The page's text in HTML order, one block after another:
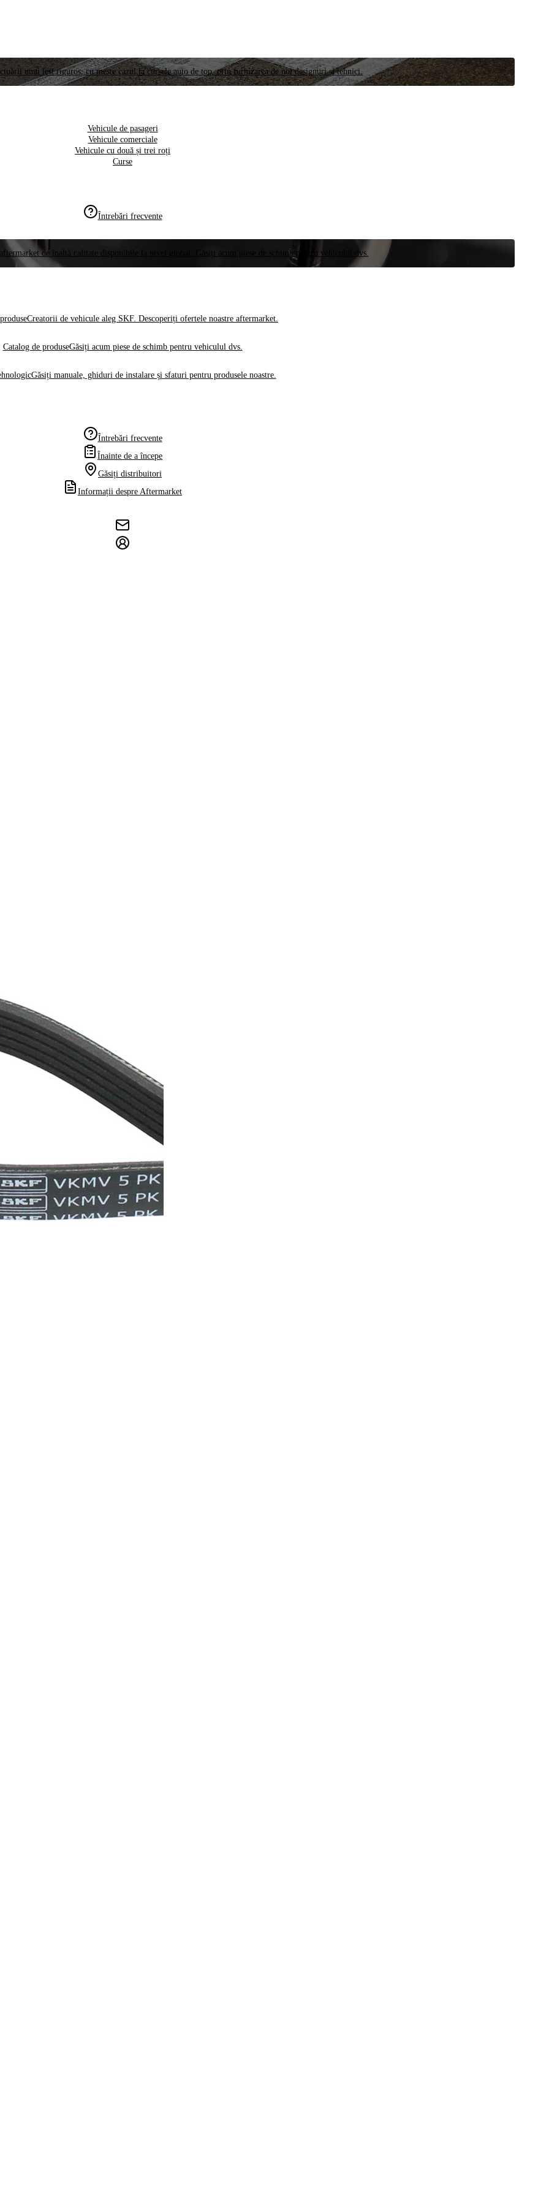
unui test riguros, cu meste cazul la cursele auto de top, prin furnizarea de noi designuri și tehnici.
Vehicule de pasageri
Vehicule comerciale
Vehicule cu două și trei roți
Curse
Întrebări frecvente
de înaltă calitate disponibile la nivel global. Găsiți acum piese de schimb pentru vehiculul dvs.
Creatorii de vehicule aleg SKF. Descoperiți ofertele noastre aftermarket.
Catalog de produseGăsiți acum piese de schimb pentru vehiculul dvs.
Găsiți manuale, ghiduri de instalare și sfaturi pentru produsele noastre.
Întrebări frecvente
Înainte de a începe
Găsiți distribuitori
Informații despre Aftermarket